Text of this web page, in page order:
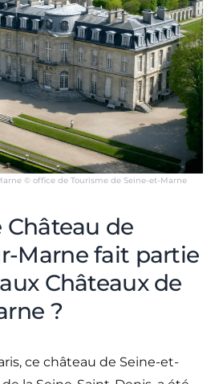
© office de Tourisme de Seine-et-Marne
de
Marne fait partie
Châteaux de
?
ce château de Seine-et-